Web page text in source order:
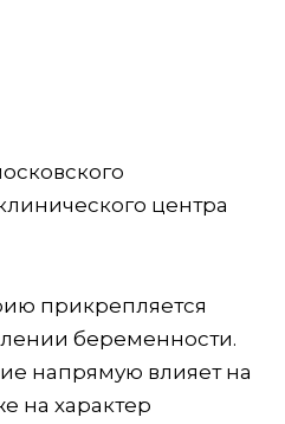
центра
прикрепляется
беременности.
напрямую влияет на
на характер